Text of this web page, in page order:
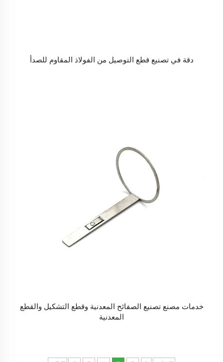
دقة في تصنيع قطع التوصيل من الفولاذ المقاوم للصدأ
خدمات مصنع تصنيع الصفائح المعدنية وقطع التشكيل والقطع
المعدنية